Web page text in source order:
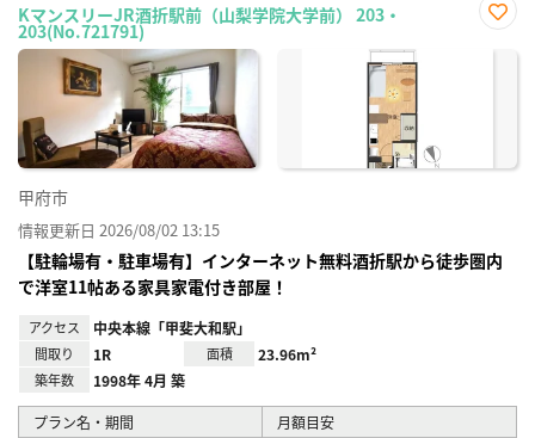
KマンスリーJR酒折駅前（山梨学院大学前） 203・
203(No.721791)
に入
甲府市
情報更新日 2026/08/02 13:15
【駐輪場有・駐車場有】インターネット無料酒折駅から徒歩圏内
で洋室11帖ある家具家電付き部屋！
アクセス 中央本線「甲斐大和駅」
間取り 1R 面積 23.96m²
築年数 1998年 4月 築
プラン名・期間 月額目安